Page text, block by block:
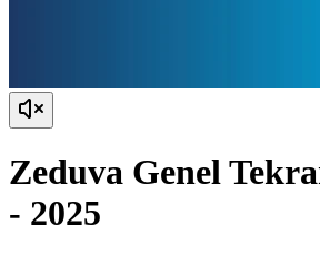
Zeduva Genel
- 2025